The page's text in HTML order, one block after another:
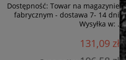
Dostępność: Towar na magazynie
fabrycznym - dostawa 7- 14 dni
Wysyłka w: .
131,09 zł